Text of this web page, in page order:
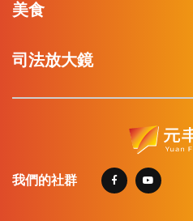
美食
司法放大鏡
我們的社群